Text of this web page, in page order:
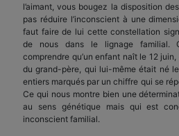
l’aimant, vous bougez la disposition
pas réduire l’inconscient à une
faut faire de lui cette constellation
de nous dans le lignage familial.
comprendre qu’un enfant naît le 12
du grand-père, qui lui-même était né
entiers marqués par un chiffre qui se
Ce qui nous montre bien une
au sens génétique mais qui est
inconscient familial.